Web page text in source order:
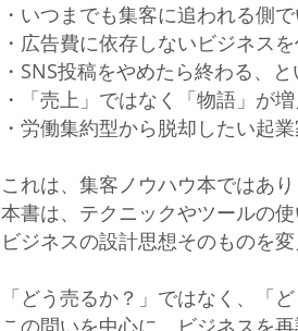
・いつまでも集客に追われる側
・広告費に依存しないビジネス
・SNS投稿をやめたら終わる、
・「売上」ではなく「物語」が
・労働集約型から脱却したい起
これは、集客ノウハウ本ではあ
本書は、テクニックやツールの
ビジネスの設計思想そのものを変
「どう売るか？」ではなく、「
この問いを中心に、ビジネスを再